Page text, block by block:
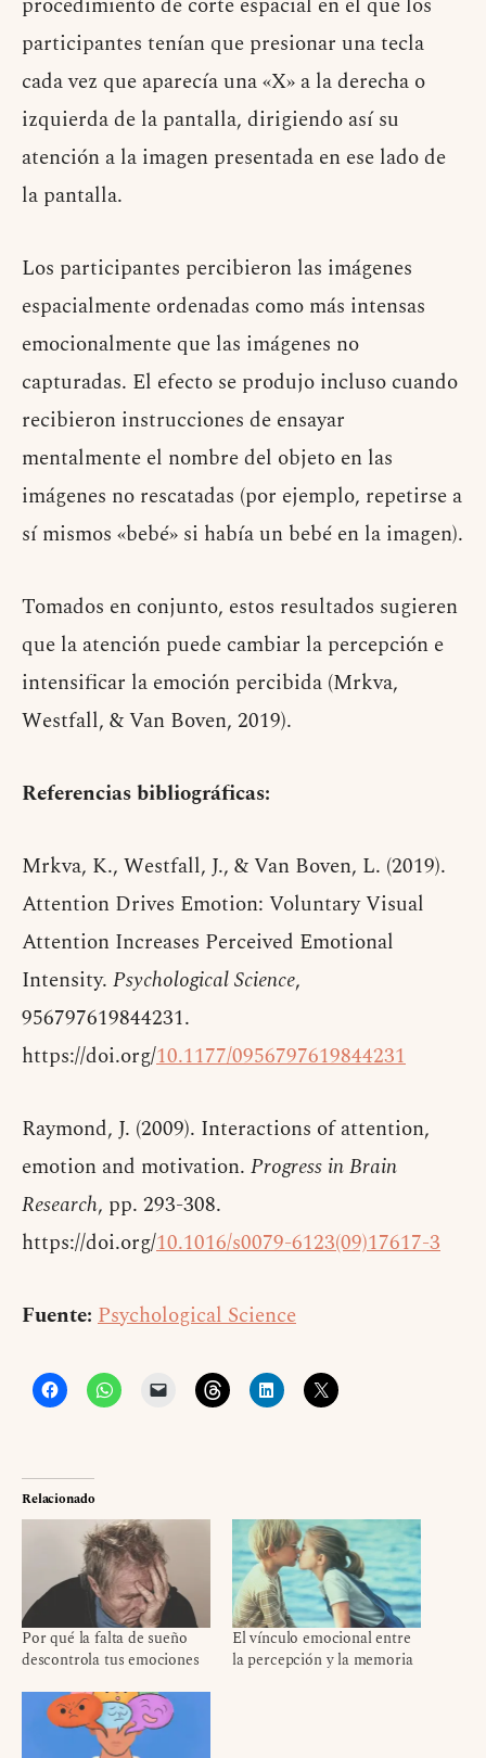
participantes tenían que presionar una tecla
cada vez que aparecía una «X» a la derecha o
izquierda de la pantalla, dirigiendo así su
atención a la imagen presentada en ese lado de
la pantalla.
Los participantes percibieron las imágenes
espacialmente ordenadas como más intensas
emocionalmente que las imágenes no
capturadas. El efecto se produjo incluso cuando
recibieron instrucciones de ensayar
mentalmente el nombre del objeto en las
imágenes no rescatadas (por ejemplo, repetirse a
sí mismos «bebé» si había un bebé en la imagen).
Tomados en conjunto, estos resultados sugieren
que la atención puede cambiar la percepción e
intensificar la emoción percibida (Mrkva,
Westfall, & Van Boven, 2019).
Referencias bibliográficas:
Mrkva, K., Westfall, J., & Van Boven, L. (2019).
Attention Drives Emotion: Voluntary Visual
Attention Increases Perceived Emotional
Intensity. Psychological Science,
956797619844231.
https://doi.org/10.1177/0956797619844231
Raymond, J. (2009). Interactions of attention,
emotion and motivation. Progress in Brain
Research, pp. 293-308.
https://doi.org/10.1016/s0079-6123(09)17617-3
Fuente: Psychological Science
Relacionado
Por qué la falta de sueño
descontrola tus emociones
El vínculo emocional entre
la percepción y la memoria